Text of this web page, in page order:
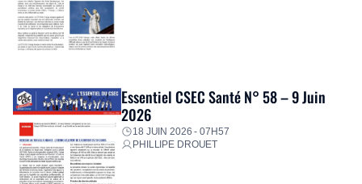
Essentiel CSEC Santé N° 58 – 9 Juin
2026
18 JUIN 2026 - 07H57
PHILLIPE DROUET